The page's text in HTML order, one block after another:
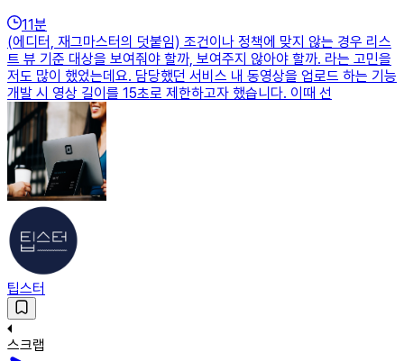
11분
(에디터, 재그마스터의 덧붙임) 조건이나 정책에 맞지 않는 경우 리스
트 뷰 기준 대상을 보여줘야 할까, 보여주지 않아야 할까. 라는 고민을
저도 많이 했었는데요. 담당했던 서비스 내 동영상을 업로드 하는 기능
개발 시 영상 길이를 15초로 제한하고자 했습니다. 이때 선
팁스터
스크랩